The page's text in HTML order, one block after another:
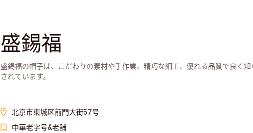
盛錫福
盛錫福の帽子は、こだわりの素材や手作業、精巧な細工、優れる品質で良く
されています。
北京市東城区前門大街57号
中華老字号&老舗